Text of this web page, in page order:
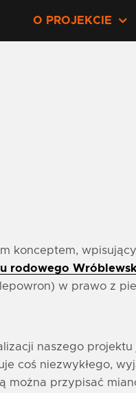
O PROJEKCIE
konceptem,
rodowego
w prawo z
naszego projektu
coś niezwykłego,
można przypisać